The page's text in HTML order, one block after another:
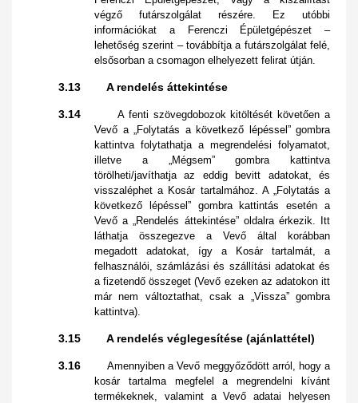
végző futárszolgálat részére. Ez utóbbi
információkat a Ferenczi Épületgépészet –
lehetőség szerint – továbbítja a futárszolgálat felé,
elsősorban a csomagon elhelyezett felirat útján.
3.13 A rendelés áttekintése
3.14A fenti szövegdobozok kitöltését követően a
Vevő a „Folytatás a következő lépéssel” gombra
kattintva folytathatja a megrendelési folyamatot,
illetve a „Mégsem” gombra kattintva
törölheti/javíthatja az eddig bevitt adatokat, és
visszaléphet a Kosár tartalmához. A „Folytatás a
következő lépéssel” gombra kattintás esetén a
Vevő a „Rendelés áttekintése” oldalra érkezik. Itt
láthatja összegezve a Vevő által korábban
megadott adatokat, így a Kosár tartalmát, a
felhasználói, számlázási és szállítási adatokat és
a fizetendő összeget (Vevő ezeken az adatokon itt
már nem változtathat, csak a „Vissza” gombra
kattintva).
3.15 A rendelés véglegesítése (ajánlattétel)
3.16Amennyiben a Vevő meggyőződött arról, hogy a
kosár tartalma megfelel a megrendelni kívánt
termékeknek, valamint a Vevő adatai helyesen